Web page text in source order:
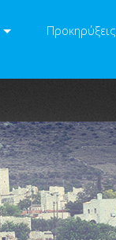
Προκηρύξεις